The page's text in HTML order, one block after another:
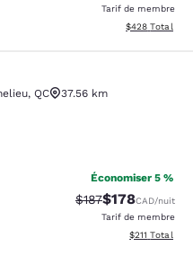
Tarif de membre
Afficher les
$428 Total
, QC
37.56 km
445 commentaires
Économiser 5 %
Tarif barré :
$187Tarif réduit :
$178CAD/nuit
Tarif de membre
Afficher les
$211 Total